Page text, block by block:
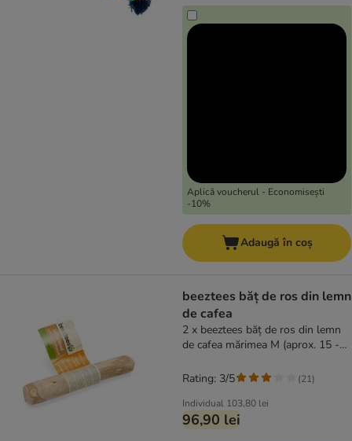
Aplică voucherul - Economisești
-10%
Adaugă în coș
beeztees băț de ros din lemn
de cafea
2 x beeztees băț de ros din lemn
de cafea mărimea M (aprox. 15 -
Individual 103,80 lei
96,90 lei
Rating: 3/5 (21)